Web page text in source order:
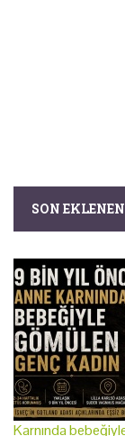
SON
Karnında